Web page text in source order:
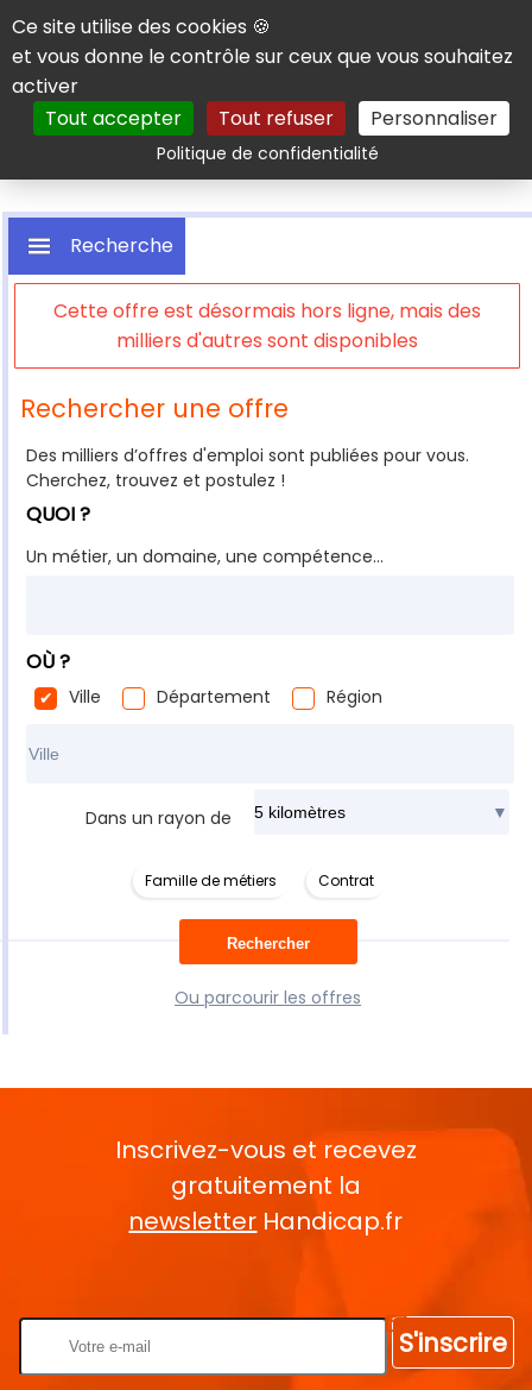
Panneau de gestion des cookies
Ce site utilise des cookies 🍪
et vous donne le contrôle sur ceux que vous souhaitez
activer
Tout accepter
Tout refuser Personnaliser
Politique de confidentialitéRechercher
Cette offre est désormais hors ligne, mais des
milliers d'autres sont disponibles
Recherche
Rechercher une offre
Des milliers d’offres d'emploi sont publiées pour vous.
Cherchez, trouvez et postulez !
QUOI ?
Un métier, un domaine, une compétence...
OÙ ?
Ville Département
Région
Dans un rayon de
Famille de métiers Contrat
Ou parcourir les offres
Inscrivez-vous et recevez
gratuitement la
newsletter Handicap.fr
S'inscrire